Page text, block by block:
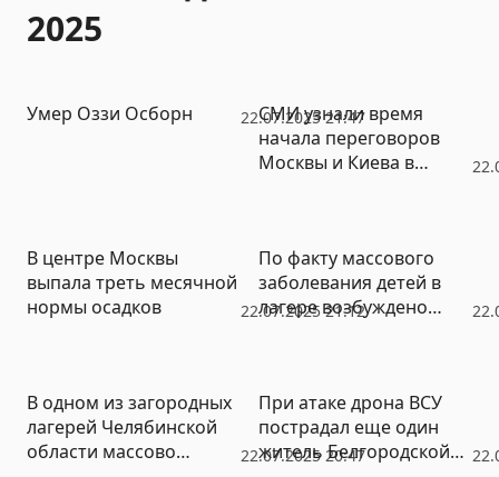
2025
22.07.2025 21:47
Умер Оззи Осборн
СМИ узнали время
начала переговоров
Москвы и Киева в
22.07.2025 21:12
В центре Москвы
выпала треть месячной
нормы осадков
По факту массового
заболевания детей в
лагере возбуждено
22.07.2025 20:47
В одном из загородных
лагерей Челябинской
области массово
При атаке дрона ВСУ
пострадал еще один
житель Белгородской